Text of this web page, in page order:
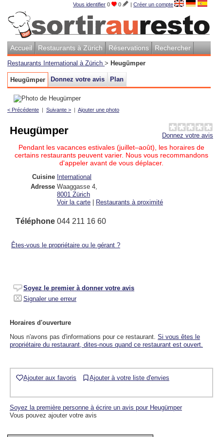
Vous identifier 0 0 | Créer un compte
Accueil Restaurants à Zürich Réservations Rechercher
Restaurants International à Zürich > Heugümper
Heugümper Donnez votre avis Plan
< Précédente | Suivante > | Ajouter une photo
Donnez votre avis
Heugümper
Pendant les vacances estivales (juillet–août), les horaires de
certains restaurants peuvent varier. Nous vous recommandons
d'appeler avant de vous déplacer.
Cuisine International
Adresse Waaggasse 4
8001 Zürich
Voir la carte
Restaurants à proximité
Téléphone 044 211 16 60
Êtes-vous le propriétaire ou le gérant ?
Soyez le premier à donner votre avis
Signaler une erreur
Horaires d'ouverture
Nous n'avons pas d'informations pour ce restaurant. Si vous êtes le
propriétaire du restaurant, dites-nous quand ce restaurant est ouvert.
Ajouter aux favoris Ajouter à votre liste d'envies
Soyez la première personne à écrire un avis pour Heugümper
Vous pouvez ajouter votre avis